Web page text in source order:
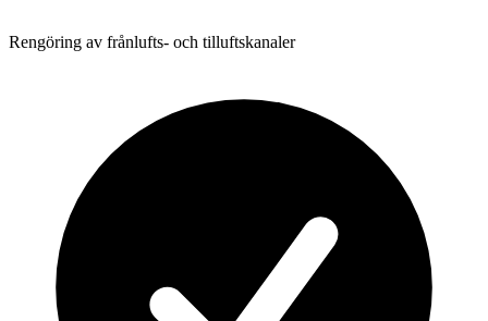
Rengöring av frånlufts- och tilluftskanaler